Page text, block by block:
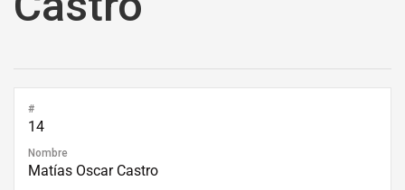
#
14
Nombre
Matías Oscar Castro